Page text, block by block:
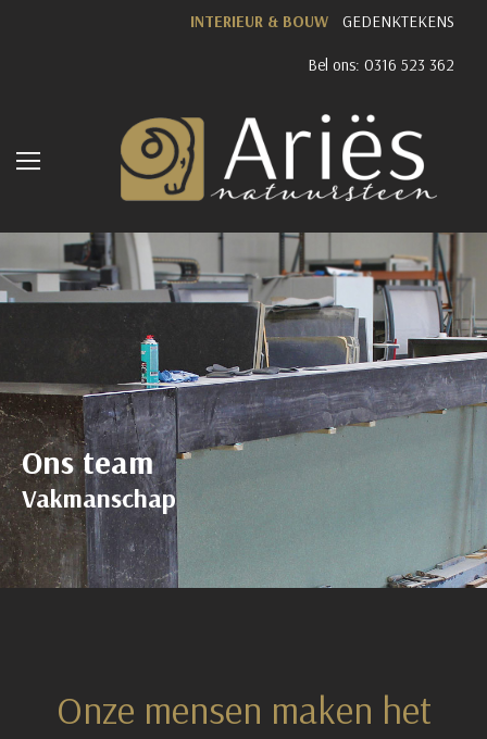
INTERIEUR & BOUW GEDENKTEKENS
Bel ons: 0316 523 362
Ons team
Vakmanschap
Onze mensen maken het